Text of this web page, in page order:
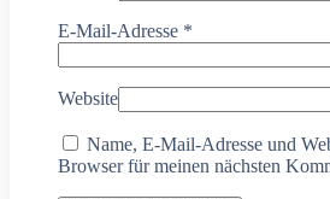
E-Mail-Adresse *
Website
Name, E-Mail-Adresse und
Browser für meinen nächsten